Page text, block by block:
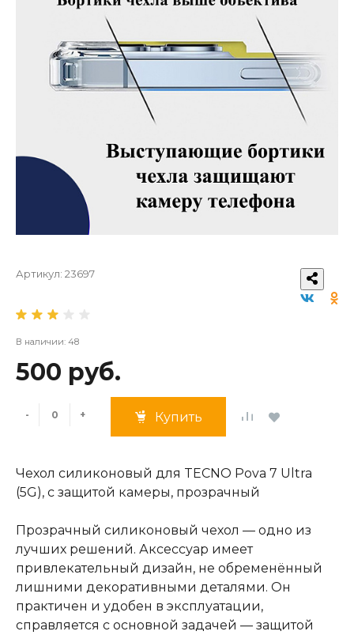
Артикул: 23697
В наличии: 48
500 руб.
- + Купить
Чехол силиконовый для TECNO Pova 7 Ultra
(5G), с защитой камеры, прозрачный
Прозрачный силиконовый чехол — одно из
лучших решений. Аксессуар имеет
привлекательный дизайн, не обременённый
лишними декоративными деталями. Он
практичен и удобен в эксплуатации,
справляется с основной задачей — защитой